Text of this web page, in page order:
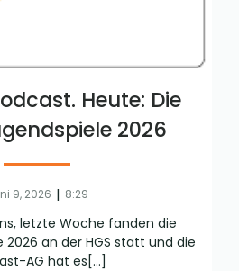
Heute: Die
2026
9, 2026 | 8:29
letzte Woche fanden die
2026 an der HGS statt und die
AG hat es[…]